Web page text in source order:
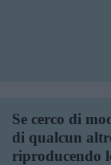
Se cerco di
di qualcun
riproducendo